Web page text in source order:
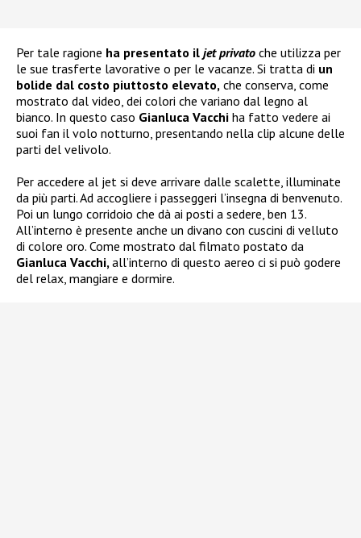
Per tale ragione ha presentato il jet privato che utilizza per
le sue trasferte lavorative o per le vacanze. Si tratta di un
bolide dal costo piuttosto elevato, che conserva, come
mostrato dal video, dei colori che variano dal legno al
bianco. In questo caso Gianluca Vacchi ha fatto vedere ai
suoi fan il volo notturno, presentando nella clip alcune delle
parti del velivolo.
Per accedere al jet si deve arrivare dalle scalette, illuminate
da più parti. Ad accogliere i passeggeri l’insegna di benvenuto.
Poi un lungo corridoio che dà ai posti a sedere, ben 13.
All’interno è presente anche un divano con cuscini di velluto
di colore oro. Come mostrato dal filmato postato da
Gianluca Vacchi,all’interno di questo aereo ci si può godere
del relax, mangiare e dormire.